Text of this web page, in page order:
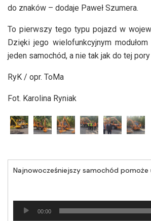
do znaków – dodaje Paweł Szumera.
To pierwszy tego typu pojazd w
Dzięki jego wielofunkcyjnym
jeden samochód, a nie tak jak do tej
RyK / opr. ToMa
Fot. Karolina Ryniak
Odtwarzacz
plików
00:00